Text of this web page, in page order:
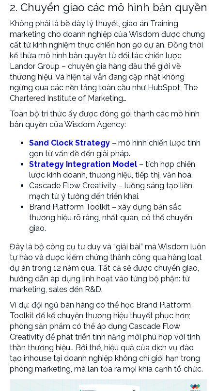
2. Chuyển giao các mô hình bản quyền
Không phải là bề dày lý thuyết, giáo án Training
marketing cho doanh nghiệp của Wisdom được chưng
cất từ kinh nghiệm thực chiến hơn 90 dự án. Đồng thời
kế thừa mô hình bản quyền từ đối tác chiến lược
Landor Group – chuyên gia hàng đầu thế giới về
thương hiệu. Và hiện tại vẫn đang cập nhật không
ngừng qua các nền tảng toàn cầu như HubSpot, The
Chartered Institute of Marketing…
Toàn bộ tri thức ấy được đóng gói thành các mô hình
bản quyền của Wisdom Agency:
Sand Clock Strategy – mô hình chiến lược tinh
gọn từ vấn đề đến giải pháp.
Strategy Integration Model – tích hợp chiến
lược kinh doanh, thương hiệu, tiếp thị, văn hoá.
Cascade Flow Creativity – luồng sáng tạo liền
mạch từ ý tưởng đến triển khai.
Brand Platform Toolkit – xây dựng bản sắc
thương hiệu rõ ràng, nhất quán, có thể chuyển
giao.
Đây là bộ công cụ tư duy và “giải bài” mà Wisdom luôn
tự hào và được kiểm chứng thành công qua hàng loạt
dự án trong 12 năm qua. Tất cả sẽ được chuyển giao,
hướng dẫn áp dụng linh hoạt vào từng bộ phận: từ
marketing, sales đến R&D.
Ví dụ: đội ngũ bán hàng có thể học Brand Platform
Toolkit để kể chuyện thương hiệu thuyết phục hơn;
phòng sản phẩm có thể áp dụng Cascade Flow
Creativity để phát triển tính năng mới phù hợp với tinh
thần thương hiệu… Bởi thế, hiệu quả của dịch vụ đào
tạo inhouse tại doanh nghiệp không chỉ giới hạn trong
phòng marketing, mà lan tỏa ra mọi khía cạnh tổ chức.